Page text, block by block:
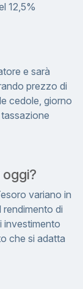
12,5%
e sarà
prezzo di
cedole, giorno
variano in
di
investimento
che si adatta